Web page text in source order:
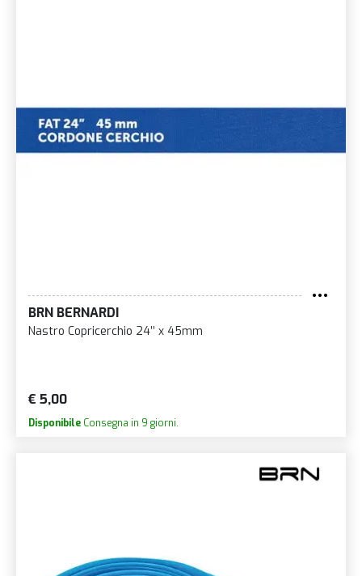
BRN BERNARDI
Nastro Copricerchio 24’’ x 45mm
€ 5,00
Disponibile Consegna in 9 giorni.